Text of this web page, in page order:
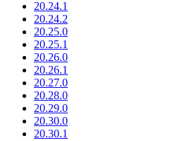
20.24.1
20.24.2
20.25.0
20.25.1
20.26.0
20.26.1
20.27.0
20.28.0
20.29.0
20.30.0
20.30.1